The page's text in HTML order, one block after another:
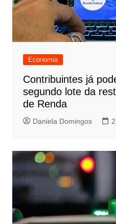
Economia
Contribuintes já
segundo lote da
de Renda
Daniela Domingos